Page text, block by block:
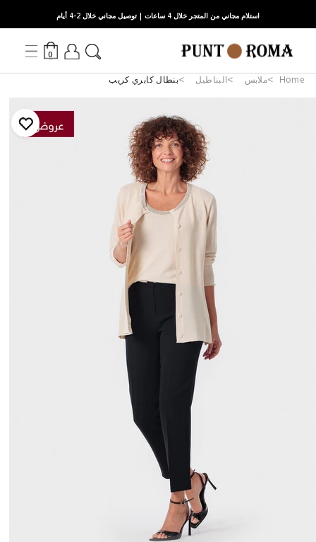
استلام مجاني من المتجر خلال 4 ساعات | توصيل مجاني خلال 2-4 أيام
0
Home ملابس البناطيل بنطال كابري كريب